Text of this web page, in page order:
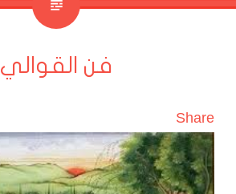
فن القوالي
Share